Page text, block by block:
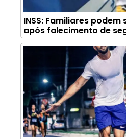
INSS: Familiares
após falecimento de